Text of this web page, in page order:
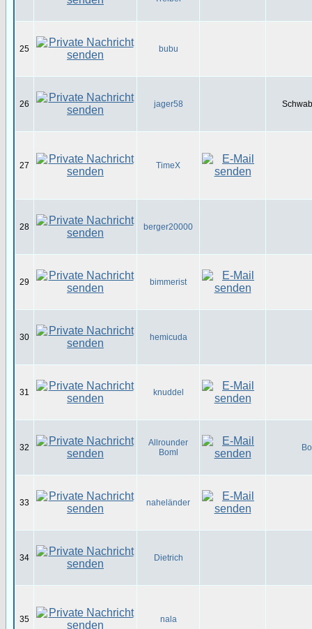
25 bubu
26 jager58
27 TimeX
28 berger20000
29 bimmerist
30 hemicuda
31 knuddel
32
Allrounder
Boml
33 naheländer
34 Dietrich
35 nala